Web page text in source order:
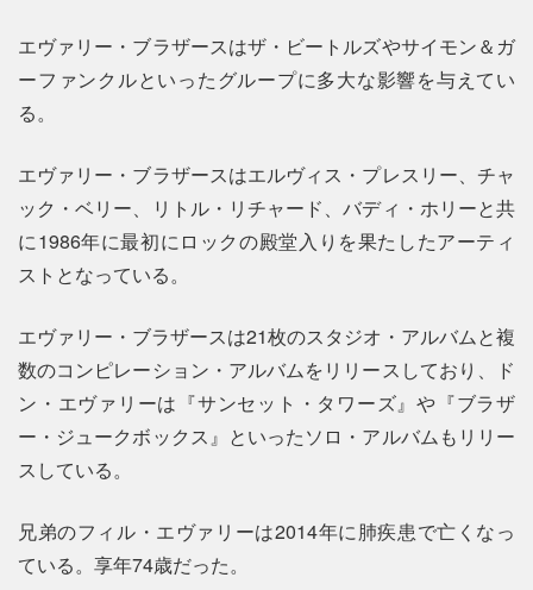
エヴァリー・ブラザースはザ・ビートルズやサイモン＆ガ
ーファンクルといったグループに多大な影響を与えてい
る。
エヴァリー・ブラザースはエルヴィス・プレスリー、チャ
ック・ベリー、リトル・リチャード、バディ・ホリーと共
に1986年に最初にロックの殿堂入りを果たしたアーティ
ストとなっている。
エヴァリー・ブラザースは21枚のスタジオ・アルバムと複
数のコンピレーション・アルバムをリリースしており、ド
ン・エヴァリーは『サンセット・タワーズ』や『ブラザ
ー・ジュークボックス』といったソロ・アルバムもリリー
スしている。
兄弟のフィル・エヴァリーは2014年に肺疾患で亡くなっ
ている。享年74歳だった。